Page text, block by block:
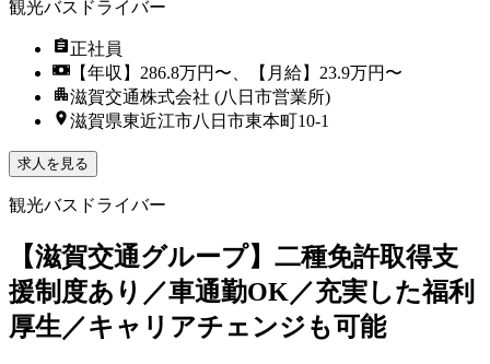
観光バスドライバー
正社員
【年収】286.8万円〜、【月給】23.9万円〜
滋賀交通株式会社 (八日市営業所)
滋賀県東近江市八日市東本町10-1
求人を見る
観光バスドライバー
【滋賀交通グループ】二種免許取得支
援制度あり／車通勤OK／充実した福利
厚生／キャリアチェンジも可能